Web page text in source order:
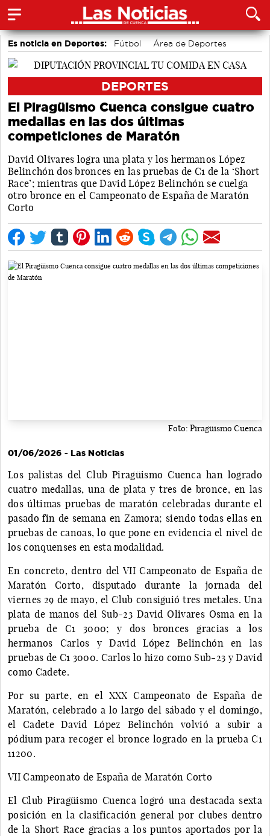
Es noticia en Deportes: Fútbol
Área de Deportes
Bádminton
Bolos conquenses
DEPORTES
El Piragüismo Cuenca consigue cuatro
medallas en las dos últimas
competiciones de Maratón
David Olivares logra una plata y los hermanos López
Belinchón dos bronces en las pruebas de C1 de la ‘Short
Race’; mientras que David López Belinchón se cuelga
otro bronce en el Campeonato de España de Maratón
Corto
Foto: Piragüismo Cuenca
01/06/2026 - Las Noticias
Los palistas del Club Piragüismo Cuenca han logrado
cuatro medallas, una de plata y tres de bronce, en las
dos últimas pruebas de maratón celebradas durante el
pasado fin de semana en Zamora; siendo todas ellas en
pruebas de canoas, lo que pone en evidencia el nivel de
los conquenses en esta modalidad.
En concreto, dentro del VII Campeonato de España de
Maratón Corto, disputado durante la jornada del
viernes 29 de mayo, el Club consiguió tres metales. Una
plata de manos del Sub-23 David Olivares Osma en la
prueba de C1 3000; y dos bronces gracias a los
hermanos Carlos y David López Belinchón en las
pruebas de C1 3000. Carlos lo hizo como Sub-23 y David
como Cadete.
Por su parte, en el XXX Campeonato de España de
Maratón, celebrado a lo largo del sábado y el domingo,
el Cadete David López Belinchón volvió a subir a
pódium para recoger el bronce logrado en la prueba C1
11200.
VII Campeonato de España de Maratón Corto
El Club Piragüismo Cuenca logró una destacada sexta
posición en la clasificación general por clubes dentro
de la Short Race gracias a los puntos aportados por la